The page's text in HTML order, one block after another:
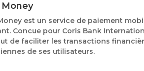
Money
est un service de paiement
Concue pour Coris Bank
de faciliter les transactions
de ses utilisateurs.